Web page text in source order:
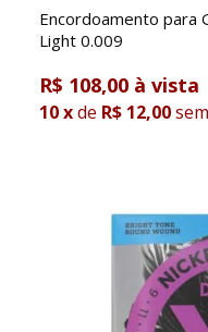
Encordoamento para
Light 0.009
R$ 108,00
10xde R$ 12,00